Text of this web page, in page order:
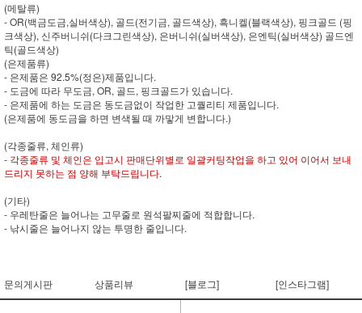
(메탈류)
- OR(백금도금,실버색상), 골드(전기금, 골드색상), 흑니켈(블랙색상), 핑크골드 (핑
크색상), 신주버니쉬(다크그린색상), 은버니쉬(실버색상), 은엔틱(실버색상) 골드엔
틱(골드색상)
(은제품류)
- 은제품은 92.5%(정은)제품입니다.
- 도금에 따라 무도금, OR, 골드, 핑크골드가 있습니다.
- 은제품에 하는 도금은 동도금없이 작업한 고퀄리티 제품입니다.
(은제품에 동도금을 하면 변색될 때 까맣게 변합니다.)
(각종줄류, 체인류)
- 각종줄류 및 체인은 입고시 판매단위별로 일괄커팅작업을 하고 있어 이어서 보내
드리지 못하는 점 양해 부탁드립니다.
(기타)
- 우레탄줄은 늘어나는 고무줄로 원석팔찌줄에 적합합니다.
- 낚시줄은 늘어나지 않는 투명한 줄입니다.
문의게시판 상품리뷰 [블로그] [인스타그램]